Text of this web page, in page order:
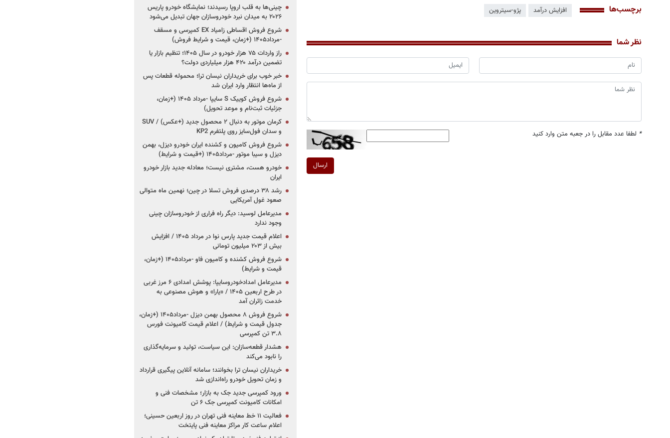
برچسب‌ها افزایش درآمد پژو-سیتروین
نظر شما
* لطفا عدد مقابل را در جعبه متن وارد کنید
ارسال
چینی‌ها به قلب اروپا رسیدند؛ نمایشگاه خودرو پاریس
۲۰۲۶ به میدان نبرد خودروسازان جهان تبدیل می‌شود
شروع فروش اقساطی زامیاد EX کمپرسی و مسقف
-مرداد۱۴۰۵ (+زمان، قیمت و شرایط فروش)
راز واردات ۷۵ هزار خودرو در سال ۱۴۰۵؛ تنظیم بازار یا
تضمین درآمد ۴۲۰ هزار میلیاردی دولت؟
خبر خوب برای خریداران نیسان ترا؛ محموله قطعات پس
از ماه‌ها انتظار وارد ایران شد
شروع فروش کوییک S سایپا -مرداد ۱۴۰۵ (+زمان،
جزئیات ثبت‌نام و موعد تحویل)
کرمان موتور به دنبال ۲ محصول جدید (+عکس) / SUV
و سدان فول‌سایز روی پلتفرم KP2
شروع فروش کامیون و کشنده ایران خودرو دیزل، بهمن
دیزل و سیبا موتور -مرداد۱۴۰۵ (+قیمت و شرایط)
خودرو هست، مشتری نیست؛ معادله جدید بازار خودرو
ایران
رشد ۳۸ درصدی فروش تسلا در چین؛ نهمین ماه متوالی
صعود غول آمریکایی
مدیرعامل لوسید: دیگر راه فراری از خودروسازان چینی
وجود ندارد
اعلام قیمت جدید پارس نوا در مرداد ۱۴۰۵ / افزایش
بیش از ۲۰۳ میلیون تومانی
شروع فروش کشنده و کامیون فاو -مرداد۱۴۰۵ (+زمان،
قیمت و شرایط)
مدیرعامل امدادخودروسایپا: پوشش امدادی ۶ مرز غربی
در طرح اربعین ۱۴۰۵ / «یارا» و هوش مصنوعی به
خدمت زائران آمد
شروع فروش ۸ محصول بهمن دیزل -مرداد۱۴۰۵ (+زمان،
جدول قیمت و شرایط) / اعلام قیمت کامیونت فورس
۳.۸ تن کمپرسی
هشدار قطعه‌سازان: این سیاست، تولید و سرمایه‌گذاری
را نابود می‌کند
خریداران نیسان ترا بخوانند؛ سامانه آنلاین پیگیری قرارداد
و زمان تحویل خودرو راه‌اندازی شد
ورود کمپرسی جدید جک به بازار؛ مشخصات فنی و
امکانات کامیونت کمپرسی جک ۶ تن
فعالیت ۱۱ خط معاینه فنی تهران در روز اربعین حسینی؛
اعلام ساعت کار مراکز معاینه فنی پایتخت